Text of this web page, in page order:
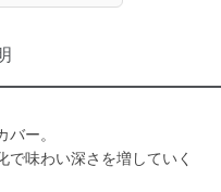
ー。
で味わい深さを増していく